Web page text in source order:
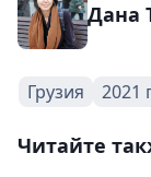
Дана
Грузия 2021
Читайте